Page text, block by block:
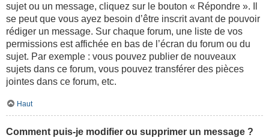
sujet ou un message, cliquez sur le bouton « Répondre ». Il
se peut que vous ayez besoin d’être inscrit avant de pouvoir
rédiger un message. Sur chaque forum, une liste de vos
permissions est affichée en bas de l’écran du forum ou du
sujet. Par exemple : vous pouvez publier de nouveaux
sujets dans ce forum, vous pouvez transférer des pièces
jointes dans ce forum, etc.
Haut
Comment puis-je modifier ou supprimer un message ?